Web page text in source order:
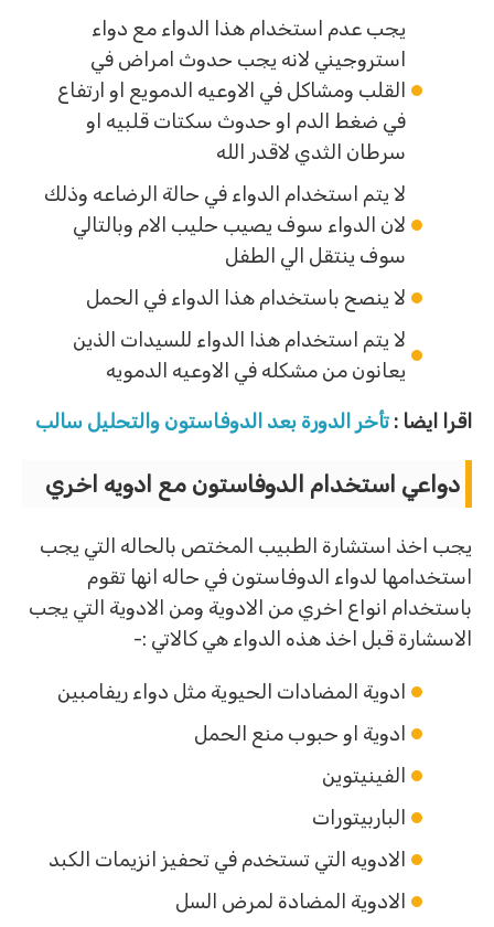
يجب عدم استخدام هذا الدواء مع دواء
استروجيني لانه يجب حدوث امراض في
القلب ومشاكل في الاوعيه الدمويع او ارتفاع
في ضغط الدم او حدوث سكتات قلبيه او
سرطان الثدي لاقدر الله
لا يتم استخدام الدواء في حالة الرضاعه وذلك
لان الدواء سوف يصيب حليب الام وبالتالي
سوف ينتقل الي الطفل
لا ينصح باستخدام هذا الدواء في الحمل
لا يتم استخدام هذا الدواء للسيدات الذين
يعانون من مشكله في الاوعيه الدمويه
اقرا ايضا : تأخر الدورة بعد الدوفاستون والتحليل سالب
دواعي استخدام الدوفاستون مع ادويه اخري
يجب اخذ استشارة الطبيب المختص بالحاله التي يجب
استخدامها لدواء الدوفاستون في حاله انها تقوم
باستخدام انواع اخري من الادوية ومن الادوية التي يجب
الاسشارة قبل اخذ هذه الدواء هي كالاتي :-
ادوية المضادات الحيوية مثل دواء ريفامبين
ادوية او حبوب منع الحمل
الفينيتوين
الباربيتورات
الادويه التي تستخدم في تحفيز انزيمات الكبد
الادوية المضادة لمرض السل